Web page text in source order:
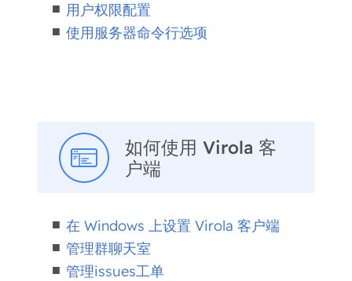
用户权限配置
使用服务器命令行选项
如何使用 Virola 客
户端
在 Windows 上设置 Virola 客户端
管理群聊天室
管理issues工单